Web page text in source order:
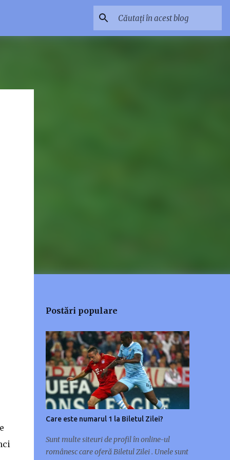
Postări populare
Care este numarul 1 la Biletul Zilei?
Sunt multe siteuri de profil în online-ul
românesc care oferă Biletul Zilei . Unele sunt